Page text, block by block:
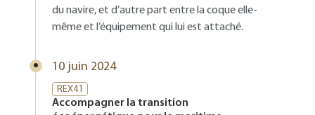
du navire, et d’autre part entre la coque elle-
même et l’équipement qui lui est attaché.
10 juin 2024
REX41
Accompagner la transition